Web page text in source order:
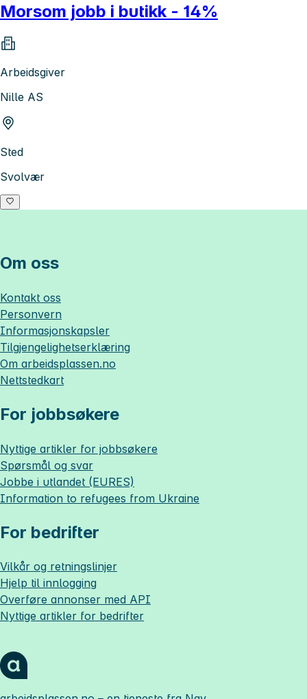
Morsom jobb i butikk - 14%
Arbeidsgiver
Nille AS
Sted
Svolvær
Om oss
Kontakt oss
Personvern
Informasjonskapsler
Tilgjengelighetserklæring
Om arbeidsplassen.no
Nettstedkart
For jobbsøkere
Nyttige artikler for jobbsøkere
Spørsmål og svar
Jobbe i utlandet (EURES)
Information to refugees from Ukraine
For bedrifter
Vilkår og retningslinjer
Hjelp til innlogging
Overføre annonser med API
Nyttige artikler for bedrifter